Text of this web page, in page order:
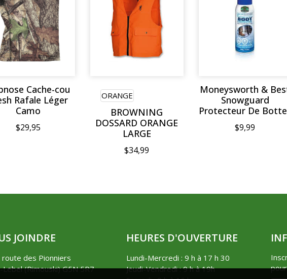
Cache-cou
Rafale Léger
Camo
$29,95
ORANGE
BROWNING
DOSSARD ORANGE
LARGE
$34,99
Moneysworth &
Snowguard
Protecteur De
$9,99
JOINDRE
route des Pionniers
(Rimouski) G5N 5R7
HEURES D'OUVERTURE
Lundi-Mercredi : 9 h à 17 h 30
Jeudi-Vendredi : 9 h à 19h